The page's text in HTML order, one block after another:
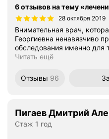
6 отзывов на тему
28 октября 2019
Внимательная врач,
Георгиевна ненавязчиво
обследования именно для
Читать ещё
Отзывы 96
Пигаев Дмитрий
Стаж 1 год